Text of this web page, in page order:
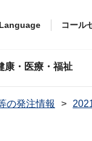
Language コール
康・医療・福祉
の発注情報